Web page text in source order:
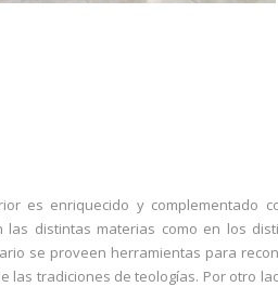
es enriquecido y complementado
las distintas materias como en los
se proveen herramientas para
las tradiciones de teologías. Por otro